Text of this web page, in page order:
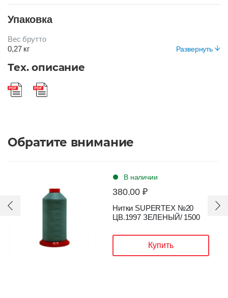
БЕЛЫЙ
Упаковка
Развернуть
Вес брутто
0,27 кг
Вид упаковки
Короб
Тех. описание
Обратите внимание
В наличии
380.00 ₽
Нитки SUPERTEX №20
ЦВ.1091 КОРИЧНЕВЫЙ/
Купить